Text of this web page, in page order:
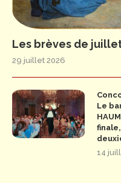
Les brèves de
29 juillet 2026
Le
14